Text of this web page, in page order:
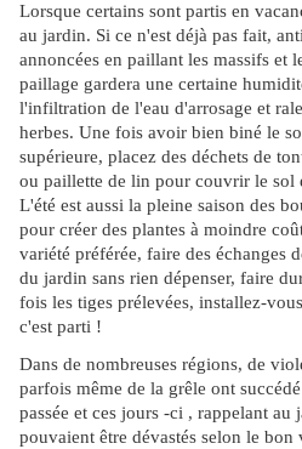
Lorsque certains sont partis en
au jardin. Si ce n'est déjà pas fait,
annoncées en paillant les massifs et
paillage gardera une certaine
l'infiltration de l'eau d'arrosage et
herbes. Une fois avoir bien biné le
supérieure, placez des déchets de
ou paillette de lin pour couvrir le sol
L'été est aussi la pleine saison des
pour créer des plantes à moindre
variété préférée, faire des échanges
du jardin sans rien dépenser, faire
fois les tiges prélevées, installez-
c'est parti !
Dans de nombreuses régions, de
parfois même de la grêle ont
passée et ces jours -ci , rappelant au
pouvaient être dévastés selon le bon